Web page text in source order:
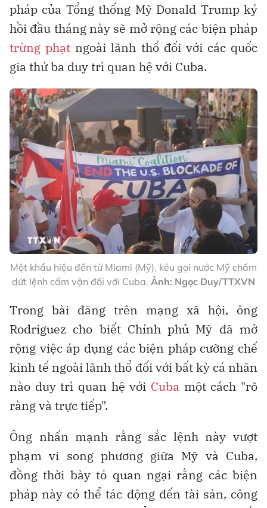
pháp của Tổng thống Mỹ Donald Trump ký
hồi đầu tháng này sẽ mở rộng các biện pháp
trừng phạt ngoài lãnh thổ đối với các quốc
gia thứ ba duy trì quan hệ với Cuba.
Một khẩu hiệu đến từ Miami (Mỹ), kêu gọi nước Mỹ chấm
dứt lệnh cấm vận đối với Cuba. Ảnh: Ngọc Duy/TTXVN
Trong bài đăng trên mạng xã hội, ông
Rodriguez cho biết Chính phủ Mỹ đã mở
rộng việc áp dụng các biện pháp cưỡng chế
kinh tế ngoài lãnh thổ đối với bất kỳ cá nhân
nào duy trì quan hệ với Cuba một cách "rõ
ràng và trực tiếp".
Ông nhấn mạnh rằng sắc lệnh này vượt
phạm vi song phương giữa Mỹ và Cuba,
đồng thời bày tỏ quan ngại rằng các biện
pháp này có thể tác động đến tài sản, công